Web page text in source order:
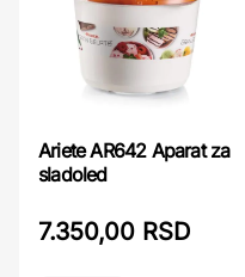
Ariete AR642 Aparat za
sladoled
7.350,00 RSD